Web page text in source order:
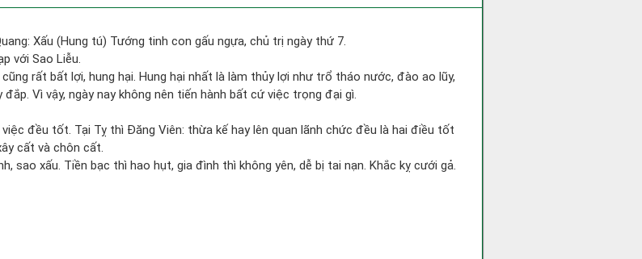
Xấu (Hung tú) Tướng tinh con gấu ngựa, chủ trị ngày thứ 7.
với Sao Liễu.
rất bất lợi, hung hại. Hung hại nhất là làm thủy lợi như trổ tháo nước, đào ao lũy,
Vì vậy, ngày nay không nên tiến hành bất cứ việc trọng đại gì.
đều tốt. Tại Tỵ thì Đăng Viên: thừa kế hay lên quan lãnh chức đều là hai điều tốt
cất và chôn cất.
sao xấu. Tiền bạc thì hao hụt, gia đình thì không yên, dễ bị tai nạn. Khắc kỵ cưới gả.